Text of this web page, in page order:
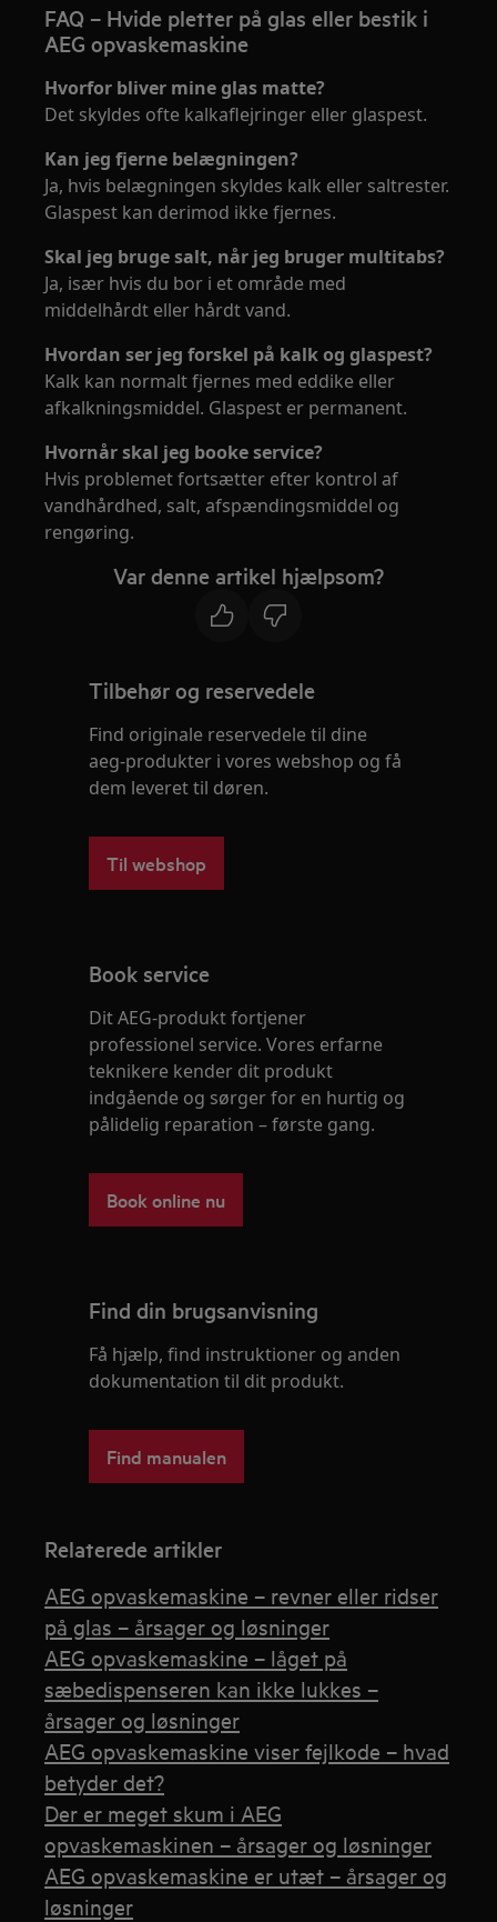
FAQ – Hvide pletter på glas eller bestik i
AEG opvaskemaskine
Hvorfor bliver mine glas matte?
Det skyldes ofte kalkaflejringer eller glaspest.
Kan jeg fjerne belægningen?
Ja, hvis belægningen skyldes kalk eller saltrester.
Glaspest kan derimod ikke fjernes.
Skal jeg bruge salt, når jeg bruger multitabs?
Ja, især hvis du bor i et område med
middelhårdt eller hårdt vand.
Hvordan ser jeg forskel på kalk og glaspest?
Kalk kan normalt fjernes med eddike eller
afkalkningsmiddel. Glaspest er permanent.
Hvornår skal jeg booke service?
Hvis problemet fortsætter efter kontrol af
vandhårdhed, salt, afspændingsmiddel og
rengøring.
Var denne artikel hjælpsom?
Tilbehør og reservedele
Find originale reservedele til dine
aeg-produkter i vores webshop og få
dem leveret til døren.
Til webshop
Book service
Dit AEG-produkt fortjener
professionel service. Vores erfarne
teknikere kender dit produkt
indgående og sørger for en hurtig og
pålidelig reparation – første gang.
Book online nu
Find din brugsanvisning
Få hjælp, find instruktioner og anden
dokumentation til dit produkt.
Find manualen
Relaterede artikler
AEG opvaskemaskine – revner eller ridser
på glas – årsager og løsninger
AEG opvaskemaskine – låget på
sæbedispenseren kan ikke lukkes –
årsager og løsninger
AEG opvaskemaskine viser fejlkode – hvad
betyder det?
Der er meget skum i AEG
opvaskemaskinen – årsager og løsninger
AEG opvaskemaskine er utæt – årsager og
løsninger